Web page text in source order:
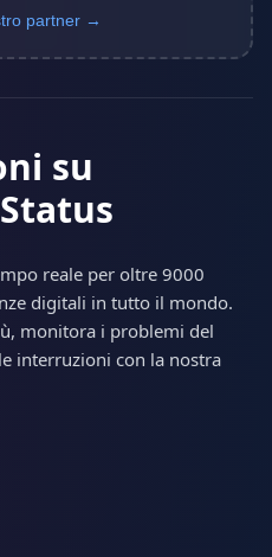
partner →
su
reale per oltre 9000
digitali in tutto il mondo.
monitora i problemi del
interruzioni con la nostra